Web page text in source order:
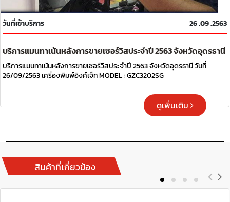
วันที่เข้าบริการ 26 .09 .2563
บริการแมนทาเน้นหลังการขายเซอร์วิสประจำปี 2563 จังหวัดอุดรธานี
วันที่ 26/09/2563
บริการแมนทาเน้นหลังการขายเซอร์วิสประจำปี 2563 จังหวัดอุดรธานี วันที่
26/09/2563 เครื่องพิมพ์อิงค์เจ็ท MODEL : GZC3202SG
ดูเพิ่มเติม
สินค้าที่เกี่ยวข้อง